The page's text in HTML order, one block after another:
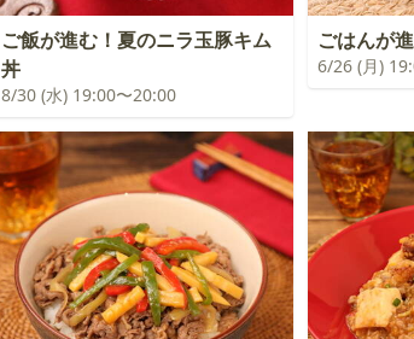
ご飯が進む！夏のニラ玉豚キム
丼
8/30 (水) 19:00〜20:00
ごはんが
6/26 (月)